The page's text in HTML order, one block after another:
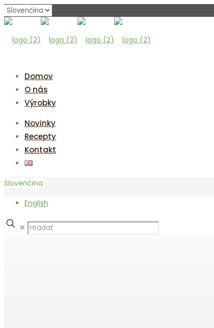
Vyberte
jazyk
Domov
O nás
Výrobky
Novinky
Recepty
Kontakt
Slovenčina
English
✕